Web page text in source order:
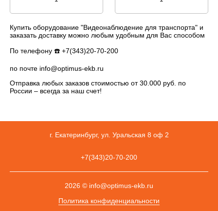
Купить оборудование "Видеонаблюдение для транспорта" и
заказать доставку можно любым удобным для Вас способом
По телефону ☎️ +7(343)20-70-200
по почте info@optimus-ekb.ru
Отправка любых заказов стоимостью от 30.000 руб. по
России – всегда за наш счет!
г. Екатеринбург, ул. Уральская 8 оф 2
+7(343)20-70-200
2026 © info@optimus-ekb.ru
Политика конфиденциальности